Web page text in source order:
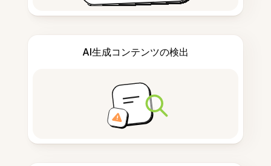
AI生成コンテンツの検出